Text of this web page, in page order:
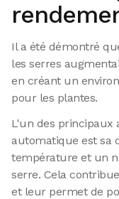
Il a été démontré
les serres
en créant un
pour les plantes.
L'un des principaux
automatique est sa
température et un
serre. Cela
et leur permet de